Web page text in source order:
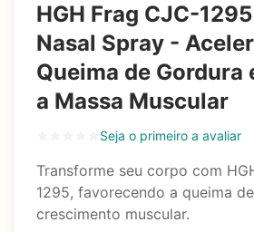
HGH Frag CJC-
Nasal Spray -
Queima de Gordura
a Massa Muscular
Seja o primeiro a avaliar
Transforme seu corpo com
1295, favorecendo a queima
crescimento muscular.